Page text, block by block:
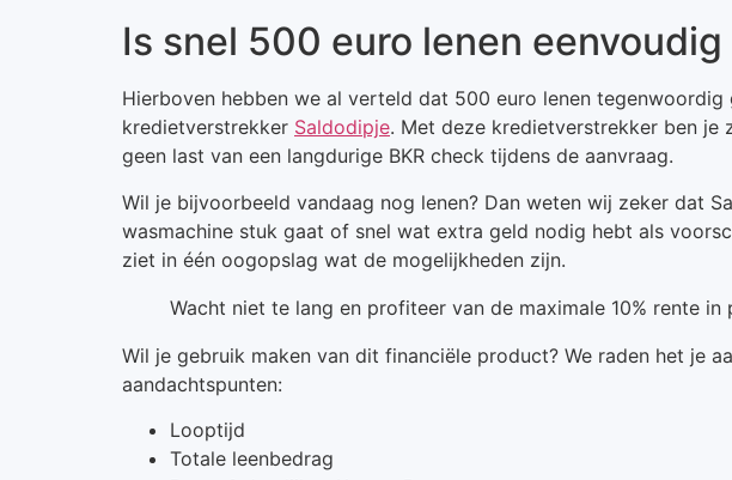
Is snel 500 euro lenen
Hierboven hebben we al verteld dat 500 euro lenen
kredietverstrekker Saldodipje. Met deze kredietverstrekker ben je
geen last van een langdurige BKR check tijdens de aanvraag.
Wil je bijvoorbeeld vandaag nog lenen? Dan weten wij zeker dat
wasmachine stuk gaat of snel wat extra geld nodig hebt als
ziet in één oogopslag wat de mogelijkheden zijn.
Wacht niet te lang en profiteer van de maximale 10% rente
Wil je gebruik maken van dit financiële product? We raden het je
aandachtspunten:
Looptijd
Totale leenbedrag